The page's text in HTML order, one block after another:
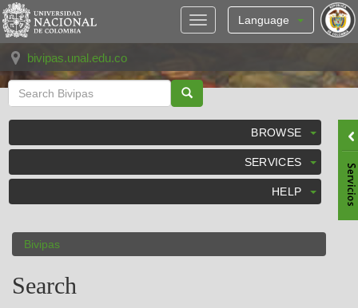
Skip
navigation
Language
bivipas.unal.edu.co
BROWSE
SERVICES
HELP
Bivipas
Search